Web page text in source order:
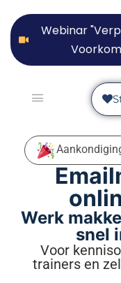
Webinar
Werk
snel
Voor
trainers en